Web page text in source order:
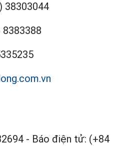
38303044
8383388
- Báo điện tử: (+84